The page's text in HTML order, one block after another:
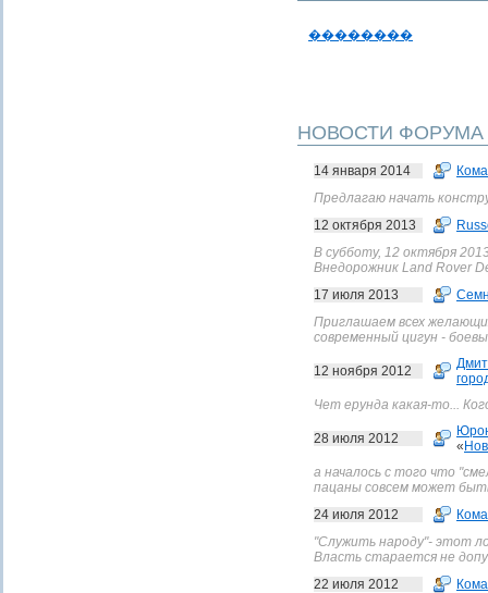
��������
НОВОСТИ ФОРУМА
14 января 2014
Предлагаю начать
12 октября 2013
В субботу, 12 октября
Внедорожник Land Rover
17 июля 2013
Приглашаем всех
современный цигун -
12 ноября 2012
Чет ерунда какая-то...
28 июля 2012
«
а началось с того что
пацаны совсем может
24 июля 2012
"Служить народу"- этот
Власть старается не
22 июля 2012